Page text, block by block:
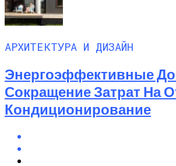
АРХИТЕКТУРА И ДИЗАЙН
Энергоэффективные
Сокращение Затрат На
Кондиционирование